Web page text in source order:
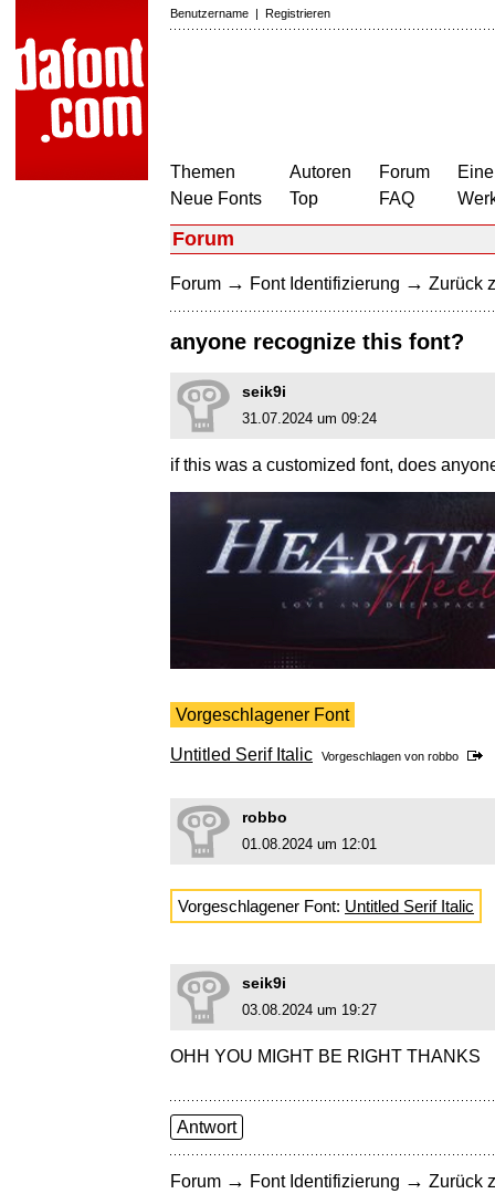
Benutzername | Registrieren
Themen
Neue Fonts
Autoren
Top
Forum
FAQ
Forum
Forum → Font Identifizierung → Zurück
anyone recognize this font?
seik9i
31.07.2024 um 09:24
if this was a customized font, does
Vorgeschlagener Font
Untitled Serif Italic Vorgeschlagen von robbo
robbo
01.08.2024 um 12:01
Vorgeschlagener Font: Untitled Serif Italic
seik9i
03.08.2024 um 19:27
OHH YOU MIGHT BE RIGHT THANKS
Antwort
Forum → Font Identifizierung → Zurück